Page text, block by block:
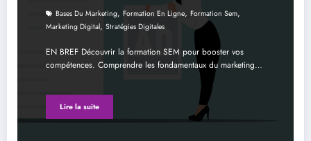
Bases Du Marketing, Formation En Ligne, Formation Sem,
Marketing Digital, Stratégies Digitales
EN BREF Découvrir la formation SEM pour booster vos
compétences. Comprendre les fondamentaux du marketing…
Lire la suite